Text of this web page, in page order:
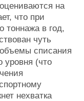
на
что при
тоннажа в год,
чуть
списания
уровня (что
нехватка